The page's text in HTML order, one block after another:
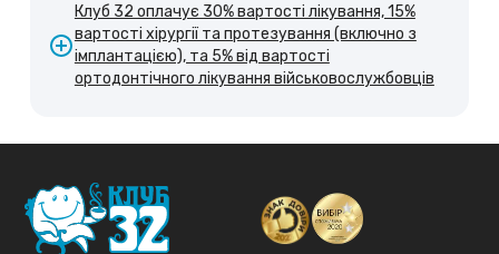
Клуб 32 оплачує 30% вартості лікування, 15%
вартості хірургії та протезування (включно з
імплантацією), та 5% від вартості
ортодонтічного лікування військовослужбовців